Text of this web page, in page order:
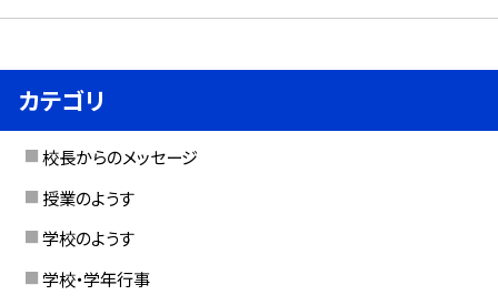
カテゴリ
校長からのメッセージ
授業のようす
学校のようす
学校・学年行事